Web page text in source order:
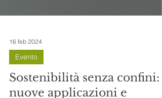
16 feb 2024
Evento